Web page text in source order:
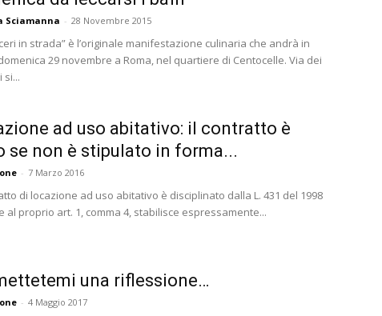
Sciamanna - 28 Novembre 2015
in strada” è l’originale manifestazione culinaria che andrà in
29 novembre a Roma, nel quartiere di Centocelle. Via dei
si...
ad uso abitativo: il contratto è
se non è stipulato in forma...
- 7 Marzo 2016
di locazione ad uso abitativo è disciplinato dalla L. 431 del 1998
al proprio art. 1, comma 4, stabilisce espressamente...
una riflessione…
- 4 Maggio 2017